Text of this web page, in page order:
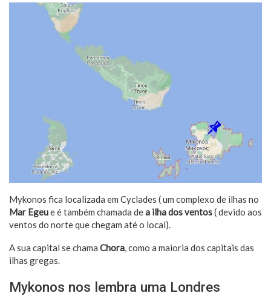
Mykonos fica localizada em Cyclades ( um complexo de ilhas no
Mar Egeue é também chamada dea ilha dos ventos( devido aos
ventos do norte que chegam até o local).
A sua capital se chama Chora, como a maioria dos capitais das
ilhas gregas.
Mykonos nos lembra uma Londres